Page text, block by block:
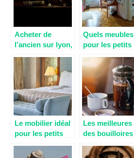
Acheter de
l’ancien sur lyon,
Quels meubles
pour les petits
Le mobilier idéal
pour les petits
Les meilleures
des bouilloires